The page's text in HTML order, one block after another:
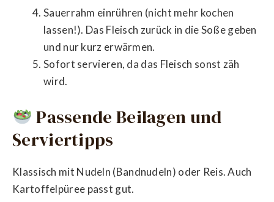
Sauerrahm einrühren (nicht mehr kochen
lassen!). Das Fleisch zurück in die Soße geben
und nur kurz erwärmen.
Sofort servieren, da das Fleisch sonst zäh
wird.
Passende Beilagen und
Serviertipps
Klassisch mit Nudeln (Bandnudeln) oder Reis. Auch
Kartoffelpüree passt gut.